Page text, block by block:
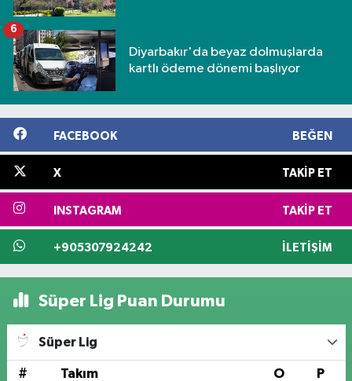
Diyarbakır'da beyaz dolmuşlarda
kartlı ödeme dönemi başlıyor
6
FACEBOOK BEĞEN
X TAKIP ET
INSTAGRAM TAKIP ET
+905307924242 İLETIŞIM
Süper Lig Puan Durumu
Süper Lig
# Takım O P